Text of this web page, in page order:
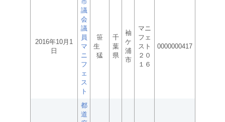
2016年10月1
日
議
会
議
員
マ
ニ
フ
ェ
ス
ト
笹
生
猛
千
葉
県
袖
ケ
浦
市
マニ
フェ
スト
２０
１６
0000000417
都
道